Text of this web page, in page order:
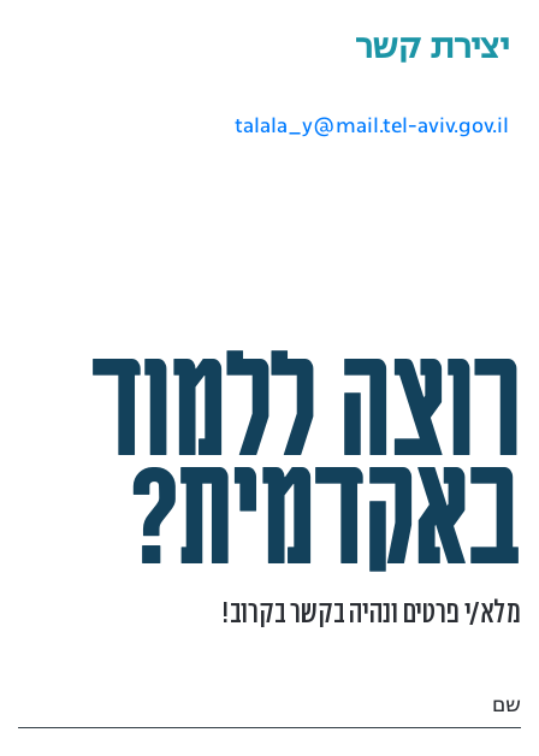
יצירת קשר
talala_y@mail.tel-aviv.gov.il
רוצה ללמוד
באקדמית?
מלא/י פרטים ונהיה בקשר בקרוב!
שם